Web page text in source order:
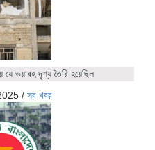
যে ভয়াবহ দৃশ্য তৈরি হয়েছিল
/ সব খবর